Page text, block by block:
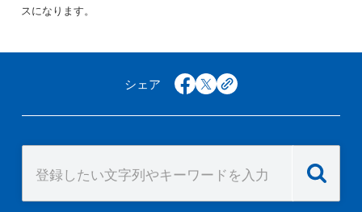
スになります。
シェア facebook
x copy